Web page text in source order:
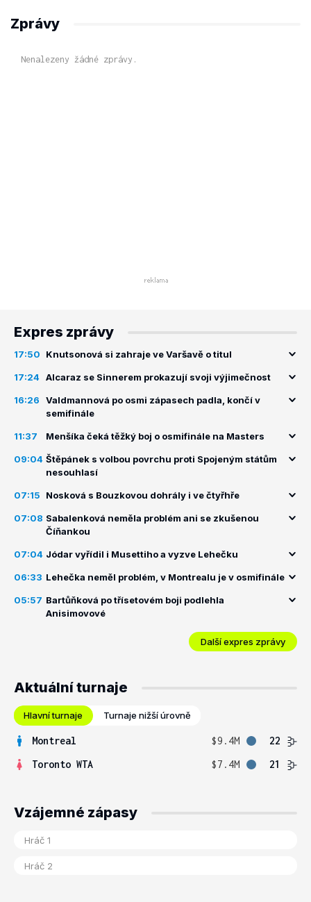
Zprávy
Nenalezeny žádné zprávy.
Expres zprávy
17:50 Knutsonová si zahraje ve Varšavě o titul
17:24 Alcaraz se Sinnerem prokazují svoji výjimečnost
16:26
Valdmannová po osmi zápasech padla, končí v
semifinále
11:37 Menšíka čeká těžký boj o osmifinále na Masters
09:04 Štěpánek s volbou povrchu proti Spojeným státům
nesouhlasí
07:15 Nosková s Bouzkovou dohrály i ve čtyřhře
07:08 Sabalenková neměla problém ani se zkušenou
Číňankou
07:04 Jódar vyřídil i Musettiho a vyzve Lehečku
06:33 Lehečka neměl problém, v Montrealu je v osmifinále
05:57 Bartůňková po třísetovém boji podlehla
Anisimovové
Další expres zprávy
Aktuální turnaje
Hlavní turnaje Turnaje nižší úrovně
Montreal $9.4M
22
Toronto WTA
$7.4M 21
Vzájemné zápasy